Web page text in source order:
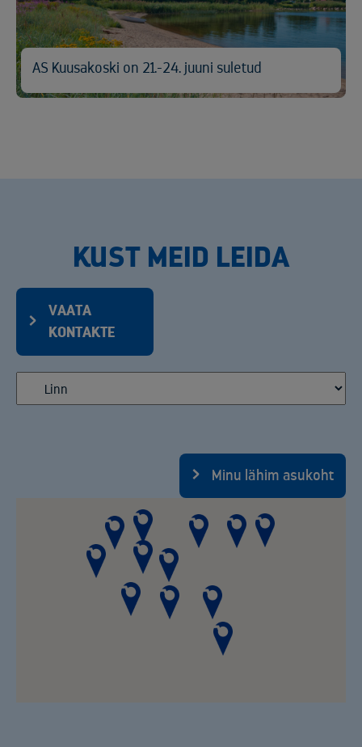
AS Kuusakoski on 21.-24. juuni suletud
KUST MEID LEIDA
VAATA
KONTAKTE
Minu lähim asukoht